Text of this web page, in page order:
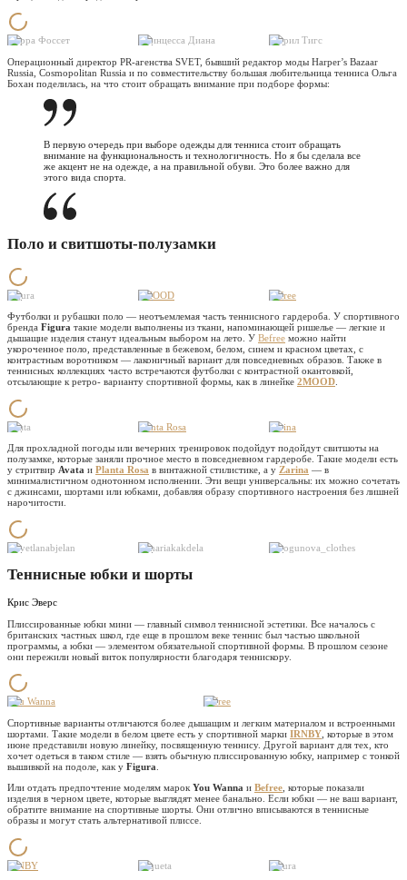
Фарра Фоссет Принцесса Диана
Шэрил Тигс
Операционный директор PR-агенства SVET, бывший редактор моды Harper’s Bazaar
Russia, Cosmopolitan Russia и по совместительству большая любительница тенниса Ольга
Бохан поделилась, на что стоит обращать внимание при подборе формы:
В первую очередь при выборе одежды для тенниса стоит обращать
внимание на функциональность и технологичность. Но я бы сделала все
же акцент не на одежде, а на правильной обуви. Это более важно для
этого вида спорта.
Поло и свитшоты-полузамки
Figura 2MOOD
Befree
Футболки и рубашки поло — неотъемлемая часть теннисного гардероба. У спортивного
бренда Figura такие модели выполнены из ткани, напоминающей ришелье — легкие и
дышащие изделия станут идеальным выбором на лето. У Befree можно найти
укороченное поло, представленные в бежевом, белом, синем и красном цветах, с
контрастным воротником — лаконичный вариант для повседневных образов. Также в
теннисных коллекциях часто встречаются футболки с контрастной окантовкой,
отсылающие к ретро- варианту спортивной формы, как в линейке 2MOOD
Avata Planta Rosa
Zarina
Для прохладной погоды или вечерних тренировок подойдут подойдут свитшоты на
полузамке, которые заняли прочное место в повседневном гардеробе. Такие модели есть
у стритвир Avata и Planta Rosa в винтажной стилистике, а у Zarina — в
минималистичном однотонном исполнении. Эти вещи универсальны: их можно сочетать
с джинсами, шортами или юбками, добавляя образу спортивного настроения без лишней
нарочитости.
@svetlanabjelan @mariakakdela @bogunova_clothes
Теннисные юбки и шорты
Крис Эверс
Плиссированные юбки мини — главный символ теннисной эстетики. Все началось с
британских частных школ, где еще в прошлом веке теннис был частью школьной
программы, а юбки — элементом обязательной спортивной формы. В прошлом сезоне
они пережили новый виток популярности благодаря теннискору.
You Wanna
Befree
Спортивные варианты отличаются более дышащим и легким материалом и встроенными
шортами. Такие модели в белом цвете есть у спортивной марки IRNBY , которые в этом
июне представили новую линейку, посвященную теннису. Другой вариант для тех, кто
хочет одеться в таком стиле — взять обычную плиссированную юбку, например с тонкой
вышивкой на подоле, как у Figura
Или отдать предпочтение моделям марок You Wanna и Befree , которые показали
изделия в черном цвете, которые выглядят менее банально. Если юбки — не ваш вариант,
обратите внимание на спортивные шорты. Они отлично вписываются в теннисные
образы и могут стать альтернативой плиссе.
IRNBY Raqueta
Figura